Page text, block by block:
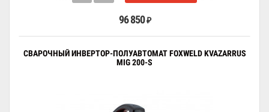
96 850 ₽
СВАРОЧНЫЙ ИНВЕРТОР-ПОЛУАВТОМАТ FOXWELD KVAZARRUS
MIG 200-S